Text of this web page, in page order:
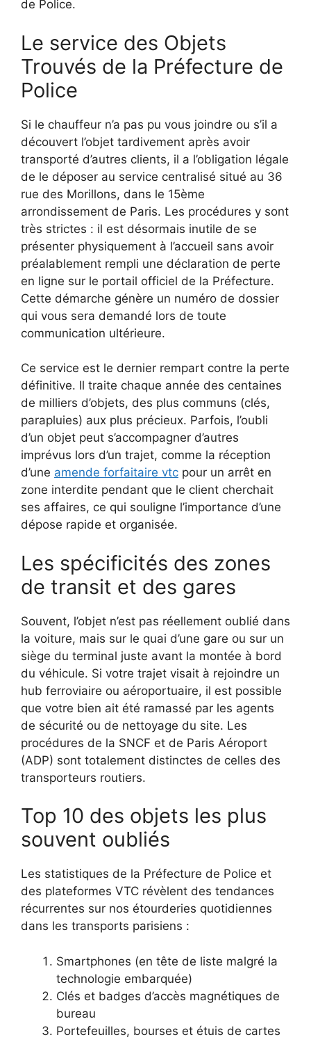
de Police.
Le service des Objets
Trouvés de la Préfecture de
Police
Si le chauffeur n’a pas pu vous joindre ou s’il a
découvert l’objet tardivement après avoir
transporté d’autres clients, il a l’obligation légale
de le déposer au service centralisé situé au 36
rue des Morillons, dans le 15ème
arrondissement de Paris. Les procédures y sont
très strictes : il est désormais inutile de se
présenter physiquement à l’accueil sans avoir
préalablement rempli une déclaration de perte
en ligne sur le portail officiel de la Préfecture.
Cette démarche génère un numéro de dossier
qui vous sera demandé lors de toute
communication ultérieure.
Ce service est le dernier rempart contre la perte
définitive. Il traite chaque année des centaines
de milliers d’objets, des plus communs (clés,
parapluies) aux plus précieux. Parfois, l’oubli
d’un objet peut s’accompagner d’autres
imprévus lors d’un trajet, comme la réception
d’une amende forfaitaire vtc pour un arrêt en
zone interdite pendant que le client cherchait
ses affaires, ce qui souligne l’importance d’une
dépose rapide et organisée.
Les spécificités des zones
de transit et des gares
Souvent, l’objet n’est pas réellement oublié dans
la voiture, mais sur le quai d’une gare ou sur un
siège du terminal juste avant la montée à bord
du véhicule. Si votre trajet visait à rejoindre un
hub ferroviaire ou aéroportuaire, il est possible
que votre bien ait été ramassé par les agents
de sécurité ou de nettoyage du site. Les
procédures de la SNCF et de Paris Aéroport
(ADP) sont totalement distinctes de celles des
transporteurs routiers.
Top 10 des objets les plus
souvent oubliés
Les statistiques de la Préfecture de Police et
des plateformes VTC révèlent des tendances
récurrentes sur nos étourderies quotidiennes
dans les transports parisiens :
Smartphones (en tête de liste malgré la
technologie embarquée)
Clés et badges d’accès magnétiques de
bureau
Portefeuilles, bourses et étuis de cartes